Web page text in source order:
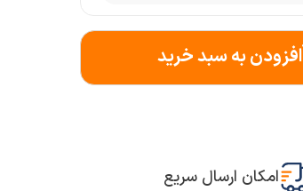
افزودن به سبد خرید
امکان ارسال سریع